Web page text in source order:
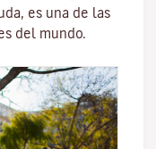
es una de las
del mundo.